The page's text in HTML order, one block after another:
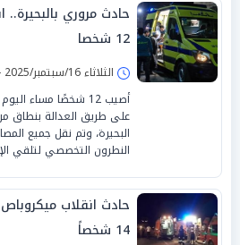
حادث مروري
12 شخصا
الثلاثاء 16/سبتمبر/2025 - 11:26 م
أصيب 12 شخصًا مساء
على طريق العدالة بنطاق
البحيرة، وتم نقل جميع
النطرون التخصصي لتلقي
حادث انقلاب
14 شخصاً